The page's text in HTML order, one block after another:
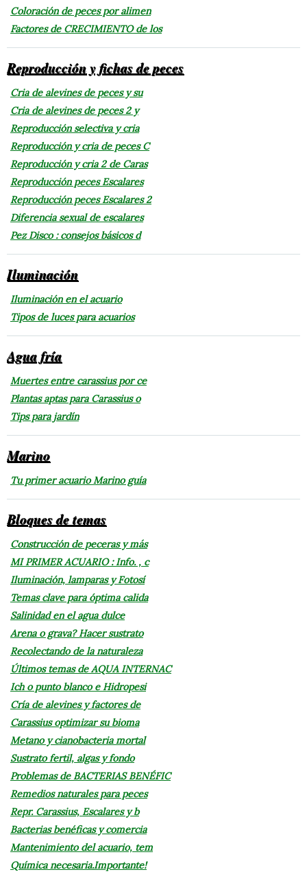
Coloración de peces por alimen
Factores de CRECIMIENTO de los
Reproducción y fichas de peces
Cria de alevines de peces y su
Cria de alevines de peces 2 y
Reproducción selectiva y cria
Reproducción y cria de peces C
Reproducción y cria 2 de Caras
Reproducción peces Escalares
Reproducción peces Escalares 2
Diferencia sexual de escalares
Pez Disco : consejos básicos d
Iluminación
Iluminación en el acuario
Tipos de luces para acuarios
Agua fría
Muertes entre carassius por ce
Plantas aptas para Carassius o
Tips para jardín
Marino
Tu primer acuario Marino guía
Bloques de temas
Construcción de peceras y más
MI PRIMER ACUARIO : Info. , c
Iluminación, lamparas y Fotosí
Temas clave para óptima calida
Salinidad en el agua dulce
Arena o grava? Hacer sustrato
Recolectando de la naturaleza
Últimos temas de AQUA INTERNAC
Ich o punto blanco e Hidropesi
Cría de alevines y factores de
Carassius optimizar su bioma
Metano y cianobacteria mortal
Sustrato fertil, algas y fondo
Problemas de BACTERIAS BENÉFIC
Remedios naturales para peces
Repr. Carassius, Escalares y b
Bacterias benéficas y comercia
Mantenimiento del acuario, tem
Química necesaria.Importante!